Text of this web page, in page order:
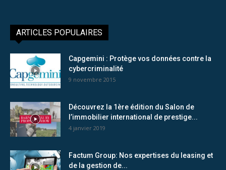
ARTICLES POPULAIRES
Capgemini : Protège vos données contre la
cybercriminalité
9 novembre 2015
Découvrez la 1ère édition du Salon de
l’immobilier international de prestige...
4 janvier 2019
Factum Group: Nos expertises du leasing et
de la gestion de...